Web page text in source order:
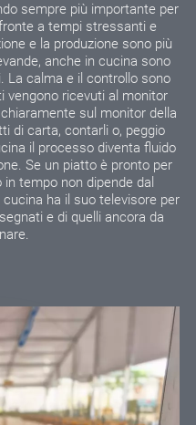
sempre più importante per
a tempi stressanti e
e la produzione sono più
anche in cucina sono
La calma e il controllo sono
vengono ricevuti al monitor
sul monitor della
di carta, contarli o, peggio
il processo diventa fluido
Se un piatto è pronto per
tempo non dipende dal
ha il suo televisore per
e di quelli ancora da